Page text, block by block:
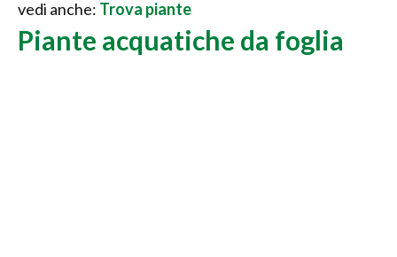
vedi anche: Trova piante
Piante acquatiche da foglia